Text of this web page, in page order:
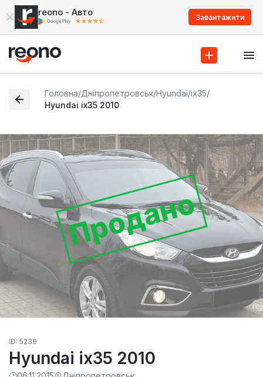
reono - Авто Завантажити
Головна/Дніпропетровськ/Hyundai/ix35/
Hyundai ix35 2010
Продано
ID: 5239
Hyundai ix35 2010